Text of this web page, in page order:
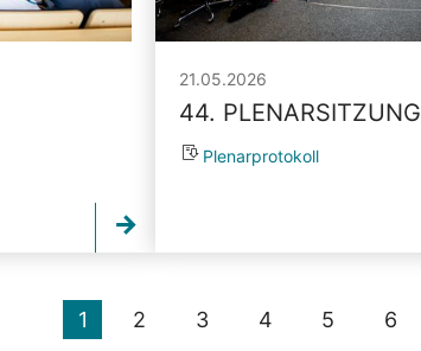
21.05.2026
44. PLENARSITZUNG
Plenarprotokoll
1 2 3 4 5 6